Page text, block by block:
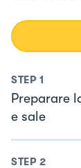
STEP 1
Preparare
e sale
STEP 2